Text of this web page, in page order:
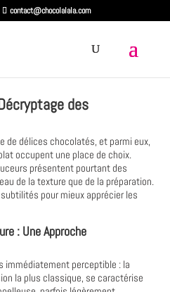
contact@chocolalala.com
des
de délices chocolatés, et parmi eux,
occupent une place de choix.
présentent pourtant des
de la texture que de la préparation.
pour mieux apprécier les
: Une Approche
immédiatement perceptible : la
la plus classique, se caractérise